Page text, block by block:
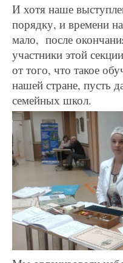
И хотя наше
порядку, и времени
мало, после
участники этой
от того, что такое
нашей стране, пусть
семейных школ.